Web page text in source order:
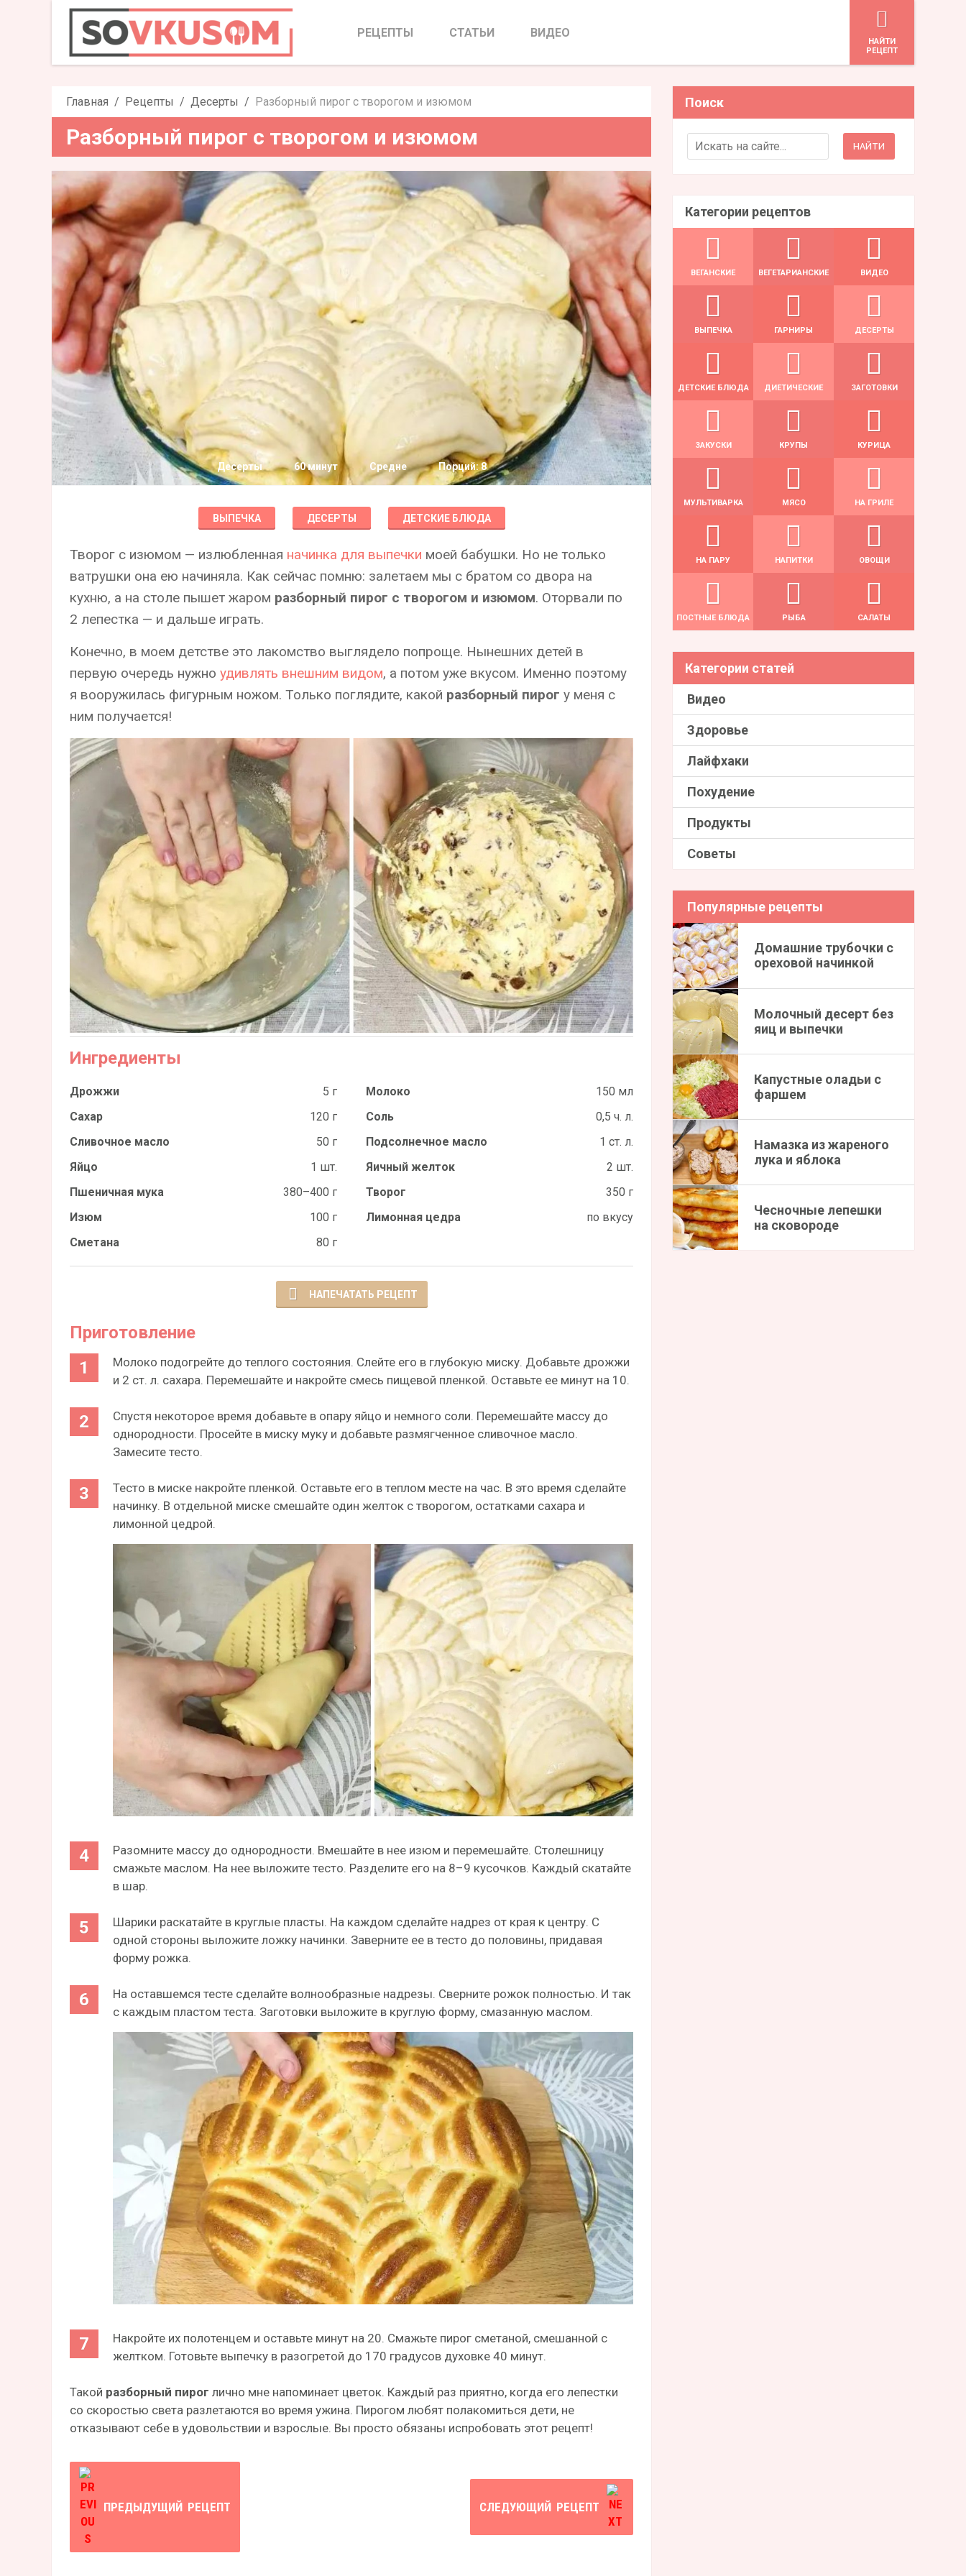
Разборный пирог с творогом и изюмом
РЕЦЕПТЫ СТАТЬИ ВИДЕО
HАЙТИ
РЕЦЕПТ
Главная Рецепты Десерты Разборный пирог с творогом и изюмом
Разборный пирог с творогом и изюмом
Десерты 60 минут Средне Порций: 8
ВЫПЕЧКА ДЕСЕРТЫ ДЕТСКИЕ БЛЮДА
Творог с изюмом — излюбленная начинка для выпечки моей бабушки. Но не только
ватрушки она ею начиняла. Как сейчас помню: залетаем мы с братом со двора на
кухню, а на столе пышет жаром разборный пирог с творогом и изюмом. Оторвали по
2 лепестка — и дальше играть.
Конечно, в моем детстве это лакомство выглядело попроще. Нынешних детей в
первую очередь нужно удивлять внешним видом, а потом уже вкусом. Именно поэтому
я вооружилась фигурным ножом. Только поглядите, какой разборный пирог у меня с
ним получается!
Ингредиенты
Дрожжи 5 г Молоко
150 мл
Сахар
120 г Соль
0,5 ч. л.
Сливочное масло
50 г Подсолнечное масло
1 ст. л.
Яйцо
1 шт. Яичный желток
2 шт.
Пшеничная мука
380–400 г Творог
350 г
Изюм
100 г Лимонная цедра
по вкусу
Сметана
80 г
НАПЕЧАТАТЬ РЕЦЕПТ
Приготовление
Молоко подогрейте до теплого состояния. Слейте его в глубокую миску. Добавьте дрожжи
и 2 ст. л. сахара. Перемешайте и накройте смесь пищевой пленкой. Оставьте ее минут на 10.
Спустя некоторое время добавьте в опару яйцо и немного соли. Перемешайте массу до
однородности. Просейте в миску муку и добавьте размягченное сливочное масло.
Замесите тесто.
Тесто в миске накройте пленкой. Оставьте его в теплом месте на час. В это время сделайте
начинку. В отдельной миске смешайте один желток с творогом, остатками сахара и
лимонной цедрой.
Разомните массу до однородности. Вмешайте в нее изюм и перемешайте. Столешницу
смажьте маслом. На нее выложите тесто. Разделите его на 8–9 кусочков. Каждый скатайте
в шар.
Шарики раскатайте в круглые пласты. На каждом сделайте надрез от края к центру. С
одной стороны выложите ложку начинки. Заверните ее в тесто до половины, придавая
форму рожка.
На оставшемся тесте сделайте волнообразные надрезы. Сверните рожок полностью. И так
с каждым пластом теста. Заготовки выложите в круглую форму, смазанную маслом.
Накройте их полотенцем и оставьте минут на 20. Смажьте пирог сметаной, смешанной с
желтком. Готовьте выпечку в разогретой до 170 градусов духовке 40 минут.
Такой разборный пирог лично мне напоминает цветок. Каждый раз приятно, когда его лепестки
со скоростью света разлетаются во время ужина. Пирогом любят полакомиться дети, не
отказывают себе в удовольствии и взрослые. Вы просто обязаны испробовать этот рецепт!
ПРЕДЫДУЩИЙ РЕЦЕПТ СЛЕДУЮЩИЙ РЕЦЕПТ
Поиск
Search for:
Категории рецептов
ВЕГАНСКИЕ ВЕГЕТАРИАНСКИЕ ВИДЕО
ВЫПЕЧКА ГАРНИРЫ ДЕСЕРТЫ
ДЕТСКИЕ БЛЮДА ДИЕТИЧЕСКИЕ ЗАГОТОВКИ
ЗАКУСКИ КРУПЫ КУРИЦА
МУЛЬТИВАРКА МЯСО НА ГРИЛЕ
НА ПАРУ НАПИТКИ ОВОЩИ
ПОСТНЫЕ БЛЮДА РЫБА САЛАТЫ
Категории статей
Видео
Здоровье
Лайфхаки
Похудение
Продукты
Советы
Популярные рецепты
Домашние трубочки с
ореховой начинкой
Молочный десерт без
яиц и выпечки
Капустные оладьи с
фаршем
Намазка из жареного
лука и яблока
Чесночные лепешки
на сковороде